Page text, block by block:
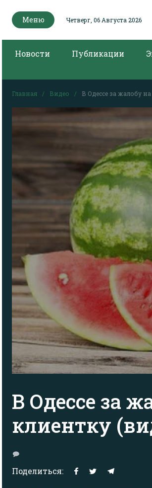
Меню Четверг, 06 Августа 2026
Новости Публикации
Главная Видео В Одессе за жалобу
В Одессе за
клиентку
Поделиться: